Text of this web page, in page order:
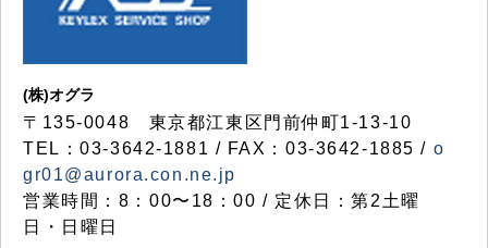
(株)オグラ
〒135-0048 東京都江東区門前仲町1-13-10
TEL：03-3642-1881 / FAX：03-3642-1885 / o
gr01@aurora.con.ne.jp
営業時間：8：00〜18：00 / 定休日：第2土曜
日・日曜日